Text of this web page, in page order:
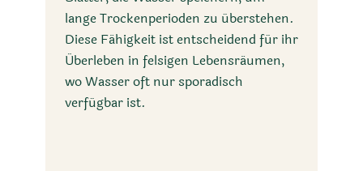
lange Trockenperioden zu überstehen.
Diese Fähigkeit ist entscheidend für ihr
Überleben in felsigen Lebensräumen,
wo Wasser oft nur sporadisch
verfügbar ist.